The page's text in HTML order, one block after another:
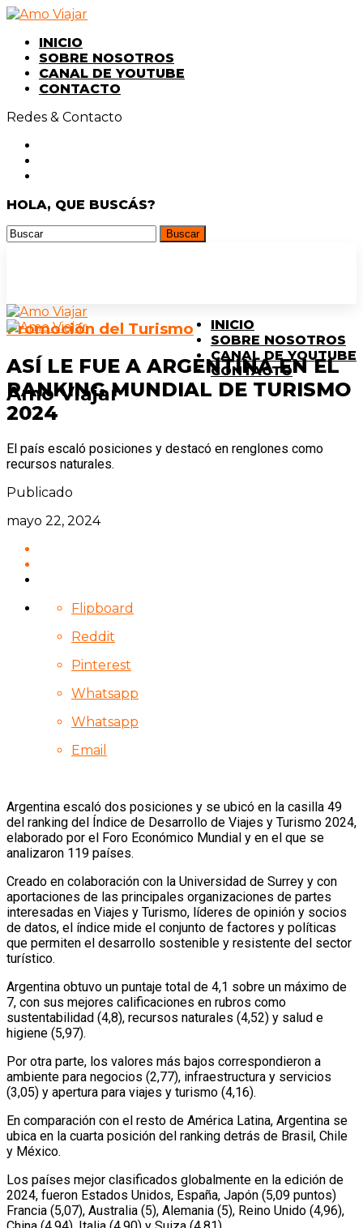
INICIO
SOBRE NOSOTROS
CANAL DE YOUTUBE
CONTACTO
Redes & Contacto
HOLA, QUE BUSCÁS?
Amo Viajar
INICIO
SOBRE NOSOTROS
CANAL DE YOUTUBE
CONTACTO
Promoción del Turismo
ASÍ LE FUE A ARGENTINA EN EL
RANKING MUNDIAL DE TURISMO
2024
El país escaló posiciones y destacó en renglones como
recursos naturales.
Publicado
mayo 22, 2024
Flipboard
Reddit
Pinterest
Whatsapp
Whatsapp
Email
Argentina escaló dos posiciones y se ubicó en la casilla 49
del ranking del Índice de Desarrollo de Viajes y Turismo 2024,
elaborado por el Foro Económico Mundial y en el que se
analizaron 119 países.
Creado en colaboración con la Universidad de Surrey y con
aportaciones de las principales organizaciones de partes
interesadas en Viajes y Turismo, líderes de opinión y socios
de datos, el índice mide el conjunto de factores y políticas
que permiten el desarrollo sostenible y resistente del sector
turístico.
Argentina obtuvo un puntaje total de 4,1 sobre un máximo de
7, con sus mejores calificaciones en rubros como
sustentabilidad (4,8), recursos naturales (4,52) y salud e
higiene (5,97).
Por otra parte, los valores más bajos correspondieron a
ambiente para negocios (2,77), infraestructura y servicios
(3,05) y apertura para viajes y turismo (4,16).
En comparación con el resto de América Latina, Argentina se
ubica en la cuarta posición del ranking detrás de Brasil, Chile
y México.
Los países mejor clasificados globalmente en la edición de
2024, fueron Estados Unidos, España, Japón (5,09 puntos)
Francia (5,07), Australia (5), Alemania (5), Reino Unido (4,96),